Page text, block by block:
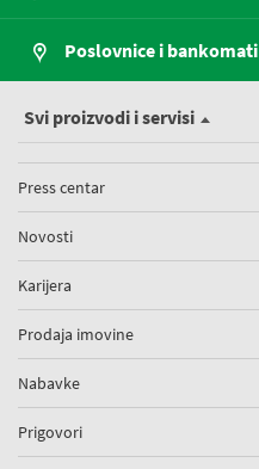
Poslovnice i bankomati
Svi proizvodi i servisi
Press centar
Novosti
Karijera
Prodaja imovine
Nabavke
Prigovori